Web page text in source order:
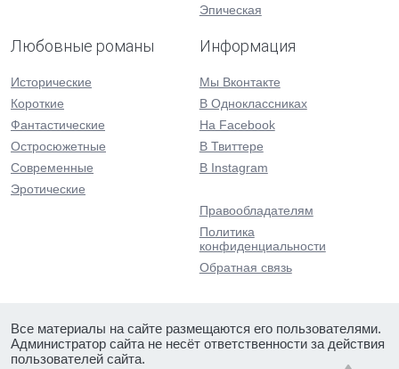
Эпическая
Любовные романы
Исторические
Короткие
Фантастические
Остросюжетные
Современные
Эротические
Информация
Мы Вконтакте
В Одноклассниках
На Facebook
В Твиттере
В Instagram
Правообладателям
Политика
конфиденциальности
Обратная связь
Все материалы на сайте размещаются его пользователями.
Администратор сайта не несёт ответственности за действия
пользователей сайта.